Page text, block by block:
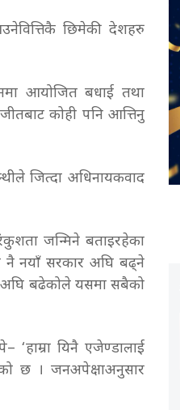
छिमेकी देशहरु
आयोजित बधाई तथा
कोही पनि आत्तिनु
जित्दा अधिनायकवाद
जन्मिने बताइरहेका
नै नयाँ सरकार अघि बढ्ने
अघि बढेकोले यसमा सबैको
‘हाम्रा यिनै एजेण्डालाई
छ । जनअपेक्षाअनुसार